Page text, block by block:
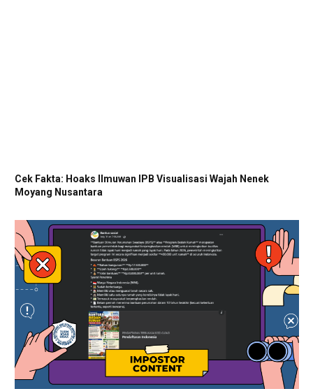
Cek Fakta: Hoaks Ilmuwan IPB Visualisasi Wajah Nenek
Moyang Nusantara